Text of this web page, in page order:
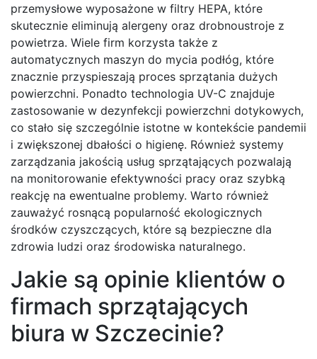
przemysłowe wyposażone w filtry HEPA, które
skutecznie eliminują alergeny oraz drobnoustroje z
powietrza. Wiele firm korzysta także z
automatycznych maszyn do mycia podłóg, które
znacznie przyspieszają proces sprzątania dużych
powierzchni. Ponadto technologia UV-C znajduje
zastosowanie w dezynfekcji powierzchni dotykowych,
co stało się szczególnie istotne w kontekście pandemii
i zwiększonej dbałości o higienę. Również systemy
zarządzania jakością usług sprzątających pozwalają
na monitorowanie efektywności pracy oraz szybką
reakcję na ewentualne problemy. Warto również
zauważyć rosnącą popularność ekologicznych
środków czyszczących, które są bezpieczne dla
zdrowia ludzi oraz środowiska naturalnego.
Jakie są opinie klientów o
firmach sprzątających
biura w Szczecinie?